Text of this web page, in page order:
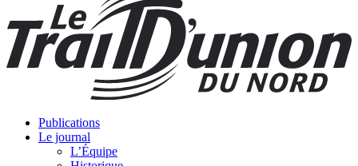
Publications
Le journal
L’Équipe